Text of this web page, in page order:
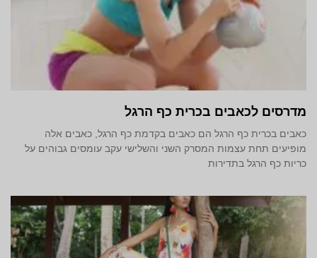
מדרסים לכאבים בכרית כף הרגל
כאבים בכרית כף הרגל הם כאבים בקדמת כף הרגל, כאבים אלה
מופיעים תחת עצמות המסרק השני והשלישי עקב עומסים גבוהים על
כריות כף הרגל בתדירות